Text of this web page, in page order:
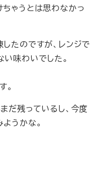
ゃうとは思わなかっ
たのですが、レンジで
味わいでした。
。
だ残っているし、今度
うかな。